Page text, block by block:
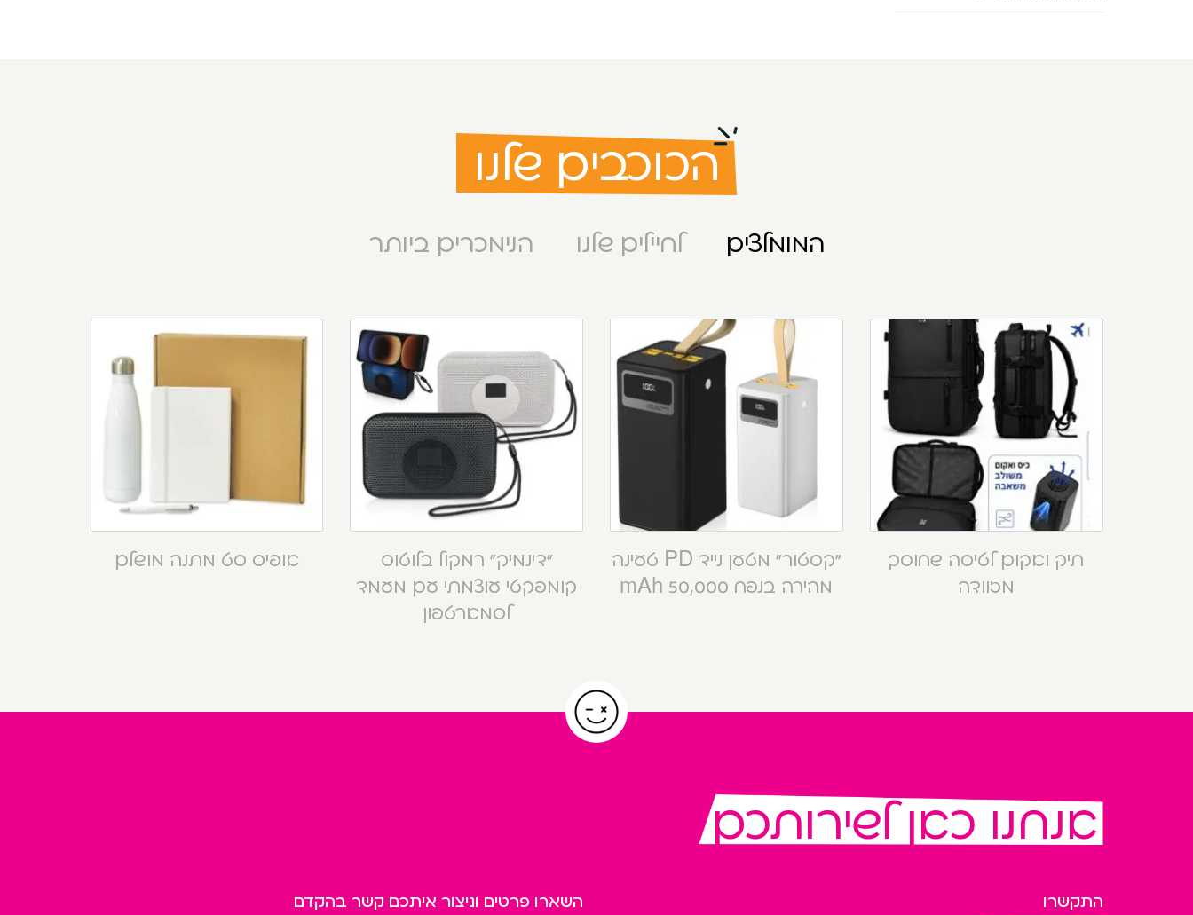
הכוכבים שלנו
המומלצים לחיילים שלנו הנימכרים ביותר
תיק ואקום לטיסה שחוסך
מזוודה
“קסטור” מטען נייד PD טעינה
מהירה בנפח 50,000 mAh
“דינמיק” רמקול בלוטוס
קומפקטי עוצמתי עם מעמד
לסמארטפון
אופיס סט מתנה מושלם
אנחנו כאן לשירותכם
התקשרו השארו פרטים וניצור איתכם קשר בהקדם